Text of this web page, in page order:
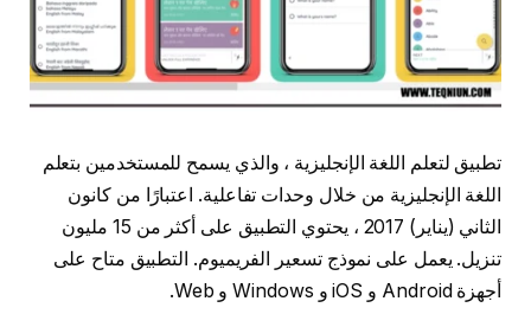
تطبيق لتعلم اللغة الإنجليزية ، والذي يسمح للمستخدمين بتعلم
اللغة الإنجليزية من خلال وحدات تفاعلية. اعتبارًا من كانون
الثاني (يناير) 2017 ، يحتوي التطبيق على أكثر من 15 مليون
تنزيل. يعمل على نموذج تسعير الفريميوم. التطبيق متاح على
أجهزة Android و iOS و Windows و Web.